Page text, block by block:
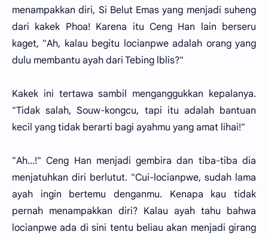
menampakkan diri, Si Belut Emas yang menjadi suheng
dari kakek Phoa! Karena itu Ceng Han lain berseru
kaget, "Ah, kalau begitu locianpwe adalah orang yang
dulu membantu ayah dari Tebing lblis?"
Kakek ini tertawa sambil menganggukkan kepalanya.
"Tidak salah, Souw-kongcu, tapi itu adalah bantuan
kecil yang tidak berarti bagi ayahmu yang amat lihai!"
"Ah...!" Ceng Han menjadi gembira dan tiba-tiba dia
menjatuhkan diri berlutut. "Cui-locianpwe, sudah lama
ayah ingin bertemu denganmu. Kenapa kau tidak
pernah menampakkan diri? Kalau ayah tahu bahwa
locianpwe ada di sini tentu beliau akan menjadi girang